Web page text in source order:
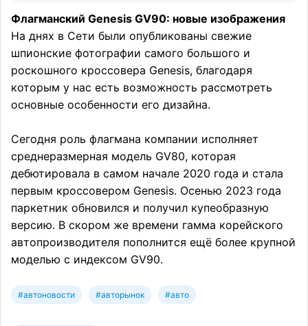
Флагманский Genesis GV90: новые изображения
На днях в Сети были опубликованы свежие
шпионские фотографии самого большого и
роскошного кроссовера Genesis, благодаря
которым у нас есть возможность рассмотреть
основные особенности его дизайна.
Сегодня роль флагмана компании исполняет
среднеразмерная модель GV80, которая
дебютировала в самом начале 2020 года и стала
первым кроссовером Genesis. Осенью 2023 года
паркетник обновился и получил купеобразную
версию. В скором же времени гамма корейского
автопроизводителя пополнится ещё более крупной
моделью с индексом GV90.
#автоновости #авторынок #авто